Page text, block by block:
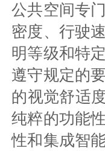
公共空间专
密度、行驶
明等级和特
遵守规定的
的视觉舒适
纯粹的功能
性和集成智